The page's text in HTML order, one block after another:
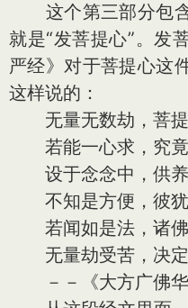
这个第三部分包含
就是“发菩提心”。发
严经》对于菩提心这
这样说的：
无量无数劫，菩提
若能一心求，究竟
设于念念中，供养
不知是方便，彼犹
若闻如是法，诸佛
无量劫受苦，决定
－－《大方广佛华